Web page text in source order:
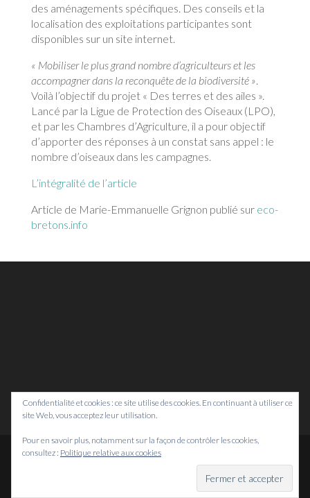
des aménagements spécifiques. Des conseils et la
localisation des exploitations participantes sont
disponibles sur un site internet.
« Mobiliser le plus grand nombre d’agriculteurs et les
accompagner dans la reconquête de la biodiversité »
Voilà l’objectif du projet « Des terres et des ailes ».
Lancé par la Ligue de Protection des Oiseaux (LPO),
et par les Chambres d’Agriculture, il a pour objectif
d’apporter des réponses à un constat sans appel : le
nombre d’oiseaux dans les campagnes.
L’intégralité de l’article
Article de Marie-Emmanuelle Grignon publié sur eco-
bretons.info
2026
Mentions légales
Confidentialité et cookies : ce site utilise des cookies. En continuant à utiliser ce
site Web, vous acceptez leur utilisation.
Pour en savoir plus, notamment sur la façon de contrôler les cookies,
consultez : Politique relative aux cookies